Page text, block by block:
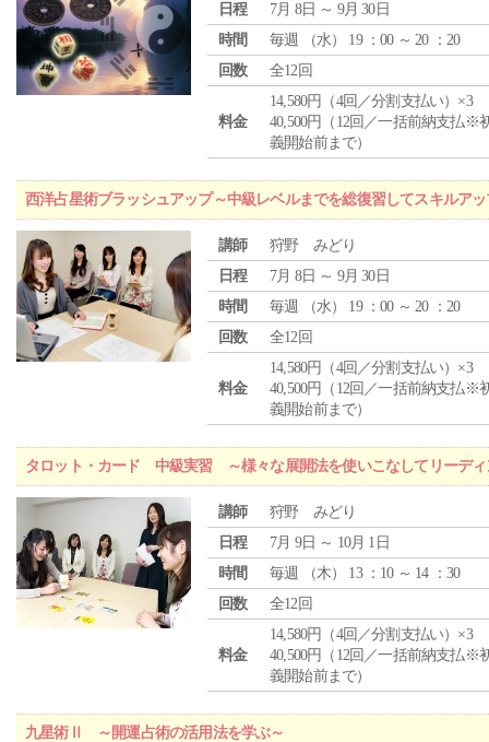
日程
7月 8日 ～ 9月 30日
時間
毎週 （水） 19 ：00 ～ 20 ：20
回数
全12回
料金
14,580円（4回／分割支払い）×3
40,500円（12回／一括前納支払※
義開始前まで）
西洋占星術ブラッシュアップ～中級レベルまでを総復習してスキルア
講師
狩野 みどり
日程
7月 8日 ～ 9月 30日
時間
毎週 （水） 19 ：00 ～ 20 ：20
回数
全12回
料金
14,580円（4回／分割支払い）×3
40,500円（12回／一括前納支払※
義開始前まで）
タロット・カード 中級実習 ～様々な展開法を使いこなしてリーディ
講師
狩野 みどり
日程
7月 9日 ～ 10月 1日
時間
毎週 （木） 13 ：10 ～ 14 ：30
回数
全12回
料金
14,580円（4回／分割支払い）×3
40,500円（12回／一括前納支払※
義開始前まで）
九星術Ⅱ ～開運占術の活用法を学ぶ～